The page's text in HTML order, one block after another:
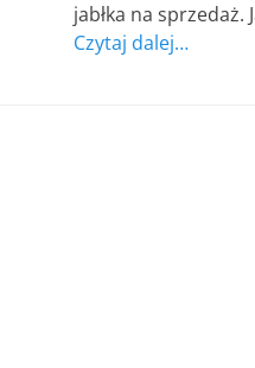
jabłka na sprzedaż.
Czytaj dalej…